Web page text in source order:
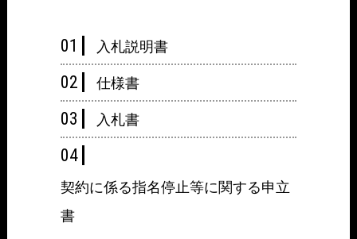
入札説明書
仕様書
入札書
契約に係る指名停止等に関する申立
書